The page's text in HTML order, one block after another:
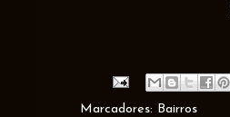
Marcadores: Bairros